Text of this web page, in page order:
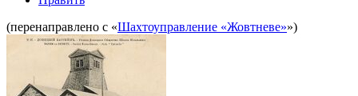
(перенаправлено с «Шахтоуправление «Жовтневе»»)